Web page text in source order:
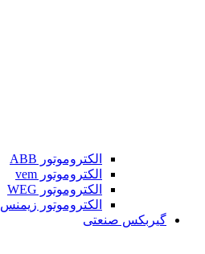
الکتروموتور ABB
الکتروموتور vem
الکتروموتور WEG
الکتروموتور زیمنس
گیربکس صنعتی